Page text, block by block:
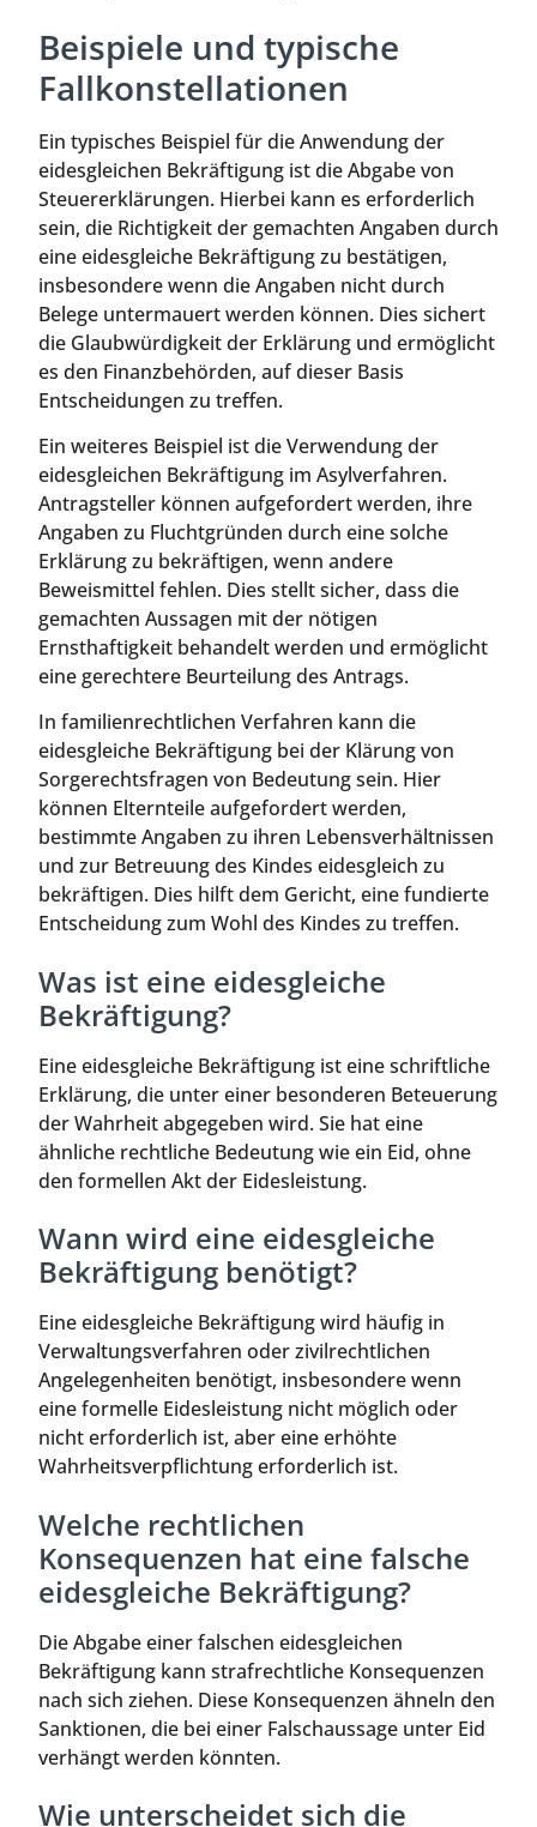
Beispiele und typische
Fallkonstellationen
Ein typisches Beispiel für die Anwendung der
eidesgleichen Bekräftigung ist die Abgabe von
Steuererklärungen. Hierbei kann es erforderlich
sein, die Richtigkeit der gemachten Angaben durch
eine eidesgleiche Bekräftigung zu bestätigen,
insbesondere wenn die Angaben nicht durch
Belege untermauert werden können. Dies sichert
die Glaubwürdigkeit der Erklärung und ermöglicht
es den Finanzbehörden, auf dieser Basis
Entscheidungen zu treffen.
Ein weiteres Beispiel ist die Verwendung der
eidesgleichen Bekräftigung im Asylverfahren.
Antragsteller können aufgefordert werden, ihre
Angaben zu Fluchtgründen durch eine solche
Erklärung zu bekräftigen, wenn andere
Beweismittel fehlen. Dies stellt sicher, dass die
gemachten Aussagen mit der nötigen
Ernsthaftigkeit behandelt werden und ermöglicht
eine gerechtere Beurteilung des Antrags.
In familienrechtlichen Verfahren kann die
eidesgleiche Bekräftigung bei der Klärung von
Sorgerechtsfragen von Bedeutung sein. Hier
können Elternteile aufgefordert werden,
bestimmte Angaben zu ihren Lebensverhältnissen
und zur Betreuung des Kindes eidesgleich zu
bekräftigen. Dies hilft dem Gericht, eine fundierte
Entscheidung zum Wohl des Kindes zu treffen.
Was ist eine eidesgleiche
Bekräftigung?
Eine eidesgleiche Bekräftigung ist eine schriftliche
Erklärung, die unter einer besonderen Beteuerung
der Wahrheit abgegeben wird. Sie hat eine
ähnliche rechtliche Bedeutung wie ein Eid, ohne
den formellen Akt der Eidesleistung.
Wann wird eine eidesgleiche
Bekräftigung benötigt?
Eine eidesgleiche Bekräftigung wird häufig in
Verwaltungsverfahren oder zivilrechtlichen
Angelegenheiten benötigt, insbesondere wenn
eine formelle Eidesleistung nicht möglich oder
nicht erforderlich ist, aber eine erhöhte
Wahrheitsverpflichtung erforderlich ist.
Welche rechtlichen
Konsequenzen hat eine falsche
eidesgleiche Bekräftigung?
Die Abgabe einer falschen eidesgleichen
Bekräftigung kann strafrechtliche Konsequenzen
nach sich ziehen. Diese Konsequenzen ähneln den
Sanktionen, die bei einer Falschaussage unter Eid
verhängt werden könnten.
Wie unterscheidet sich die